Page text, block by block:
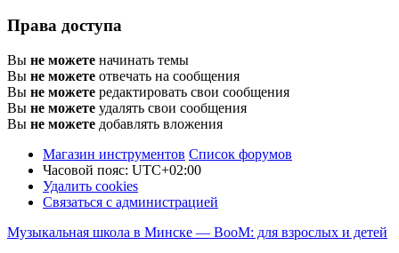
Права доступа
Вы не можете начинать темы
Вы не можете отвечать на сообщения
Вы не можете редактировать свои сообщения
Вы не можете удалять свои сообщения
Вы не можете добавлять вложения
Магазин инструментов Список форумов
Часовой пояс: UTC+02:00
Удалить cookies
Связаться с администрацией
Музыкальная школа в Минске — BooM: для взрослых и детей